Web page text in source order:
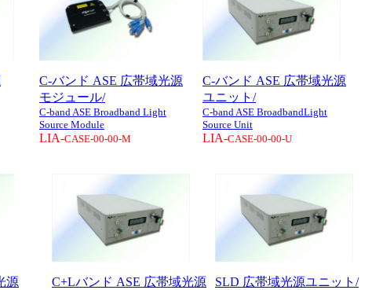
C-バンド ASE 広帯域光源
モジュール/
C-band ASE Broadband Light
Source Module
LIA-CASE-00-00-M
C-バンド ASE 広帯域光源
ユニット/
C-band ASE BroadbandLight
Source Unit
LIA-CASE-00-00-U
源
C+Lバンド ASE 広帯域光源
SLD 広帯域光源ユニット/